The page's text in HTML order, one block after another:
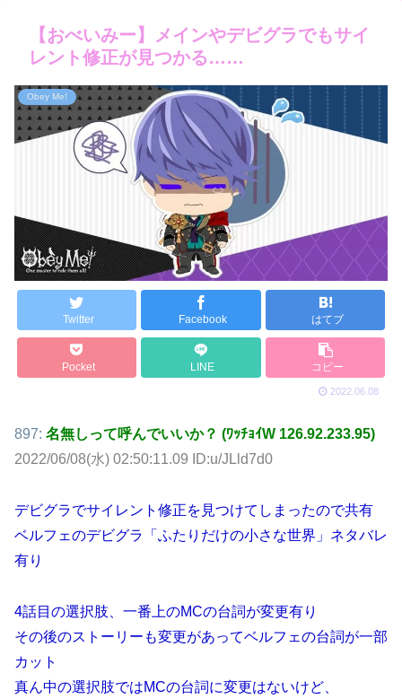
【おべいみー】メインやデビグラでもサイ
レント修正が見つかる……
Obey Me!
Twitter Facebook はてブ
Pocket LINE コピー
2022.06.08
897: 名無しって呼んでいいか？ (ﾜｯﾁｮｲW 126.92.233.95)
2022/06/08(水) 02:50:11.09 ID:u/JLld7d0
デビグラでサイレント修正を見つけてしまったので共有
ベルフェのデビグラ「ふたりだけの小さな世界」ネタバレ
有り
4話目の選択肢、一番上のMCの台詞が変更有り
その後のストーリーも変更があってベルフェの台詞が一部
カット
真ん中の選択肢ではMCの台詞に変更はないけど、